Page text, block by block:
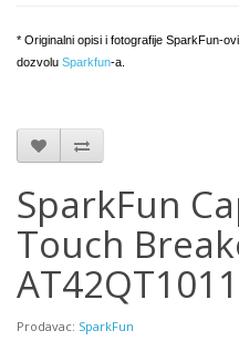
* Originalni opisi i fotografije SparkFun-
dozvolu Sparkfun-a.
SparkFun
Touch
Prodavac: SparkFun